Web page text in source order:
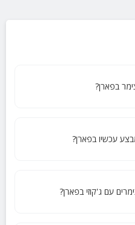
בפארן?
עכשיו בפארן?
עם ג'קוזי בפארן?